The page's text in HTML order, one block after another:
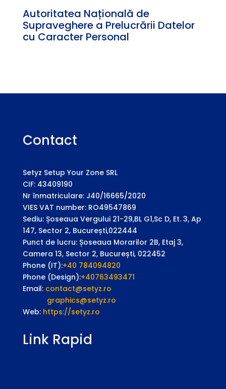
Autoritatea Națională de
Supraveghere a Prelucrării Datelor
cu Caracter Personal
Contact
Setyz Setup Your Zone SRL
CIF: 43409190
Nr înmatriculare: J40/16665/2020
VIES VAT number: RO49547869
Sediu: Șoseaua Vergului 21-29,BL G1,Sc D, Et. 3, Ap
147, Sector 2, București,022444
Punct de lucru: Șoseaua Morarilor 2B, Etaj 3,
Camera 13, Sector 2, București, 022452
Phone (IT):+40 784094820
Phone (Design):+40763493471
Email: contact@setyz.ro
graphics@setyz.ro
Web: https://setyz.ro
Link Rapid